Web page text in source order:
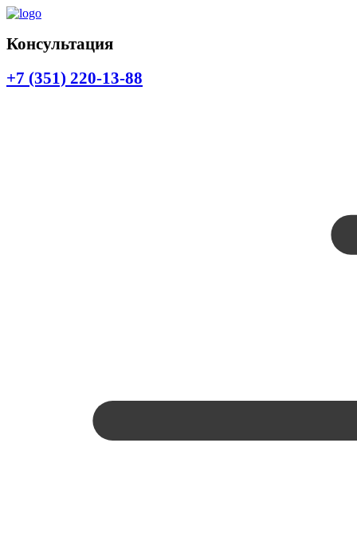
Консультация
+7 (351) 220-13-88